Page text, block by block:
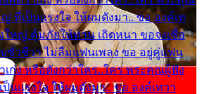
ที่เป็นแรงใจ ให้ผมดังมา.. ขอ องค์เท
ใหญ่ คุ้มภัยให้ท่าน เถิดหนา ขอจงเชื่อ
บชั่วชีวา ไม่ลืมแฟนเพลง ขอ อยู่คู่แฟน
เก่ง หรือดังกว่าใคร..ใคร พระคุณผู้ฟัง
นแรงใจ ให้ผมดังมา.. ขอ องค์เทวา